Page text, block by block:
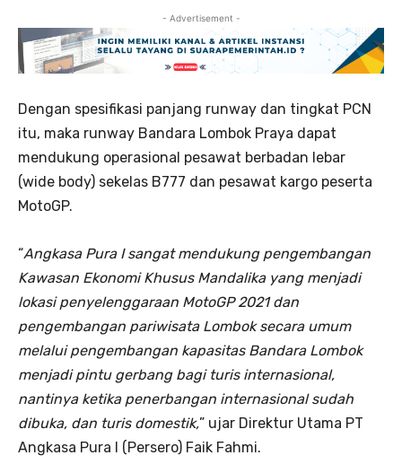
- Advertisement -
Dengan spesifikasi panjang runway dan tingkat PCN
itu, maka runway Bandara Lombok Praya dapat
mendukung operasional pesawat berbadan lebar
(wide body) sekelas B777 dan pesawat kargo peserta
MotoGP.
“Angkasa Pura I sangat mendukung pengembangan
Kawasan Ekonomi Khusus Mandalika yang menjadi
lokasi penyelenggaraan MotoGP 2021 dan
pengembangan pariwisata Lombok secara umum
melalui pengembangan kapasitas Bandara Lombok
menjadi pintu gerbang bagi turis internasional,
nantinya ketika penerbangan internasional sudah
dibuka, dan turis domestik,” ujar Direktur Utama PT
Angkasa Pura I (Persero) Faik Fahmi.